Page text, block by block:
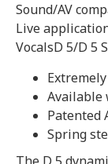
Sound/AV
Live
VocalsD 5/D 5 S
Available
Patented
Spring